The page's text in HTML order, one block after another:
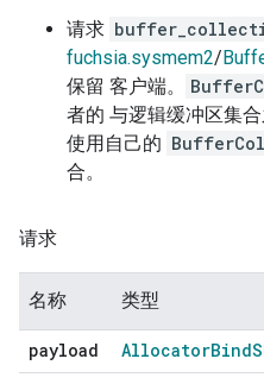
请求
fuchsia.sysmem2/
保留 客户端。
者的 与逻辑缓冲区集
使用自己的
合。
请求
名称 类型
payload AllocatorBind